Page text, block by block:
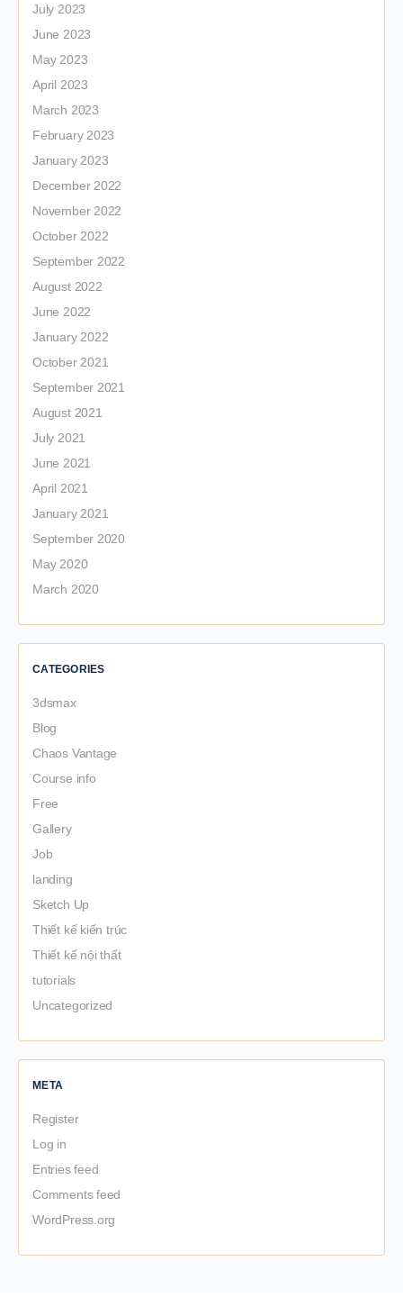
July 2023
June 2023
May 2023
April 2023
March 2023
February 2023
January 2023
December 2022
November 2022
October 2022
September 2022
August 2022
June 2022
January 2022
October 2021
September 2021
August 2021
July 2021
June 2021
April 2021
January 2021
September 2020
May 2020
March 2020
CATEGORIES
3dsmax
Blog
Chaos Vantage
Course info
Free
Gallery
Job
landing
Sketch Up
Thiết kế kiến trúc
Thiết kế nội thất
tutorials
Uncategorized
META
Register
Log in
Entries feed
Comments feed
WordPress.org